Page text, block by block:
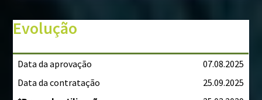
Evolução
Data da aprovação
07.08.2025
Data da contratação
25.09.2025